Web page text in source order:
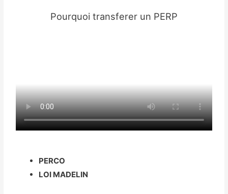
Pourquoi transferer un PERP
PERCO
LOI MADELIN